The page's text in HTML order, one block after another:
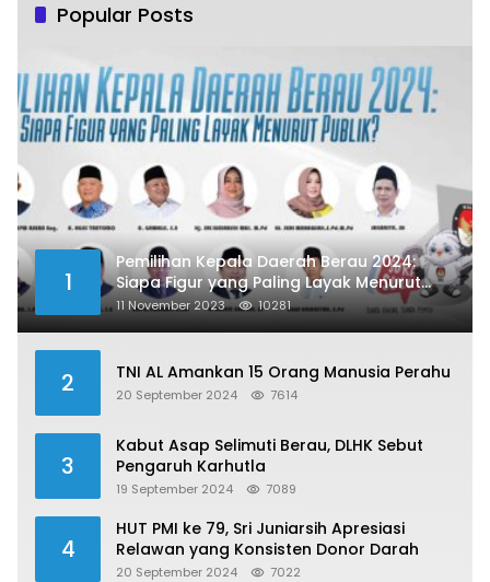
Popular Posts
1
Pemilihan Kepala Daerah Berau 2024:
Siapa Figur yang Paling Layak Menurut
Publik?
11 November 2023 10281
2 TNI AL Amankan 15 Orang Manusia Perahu
20 September 2024 7614
3
Kabut Asap Selimuti Berau, DLHK Sebut
Pengaruh Karhutla
19 September 2024 7089
4
HUT PMI ke 79, Sri Juniarsih Apresiasi
Relawan yang Konsisten Donor Darah
20 September 2024 7022